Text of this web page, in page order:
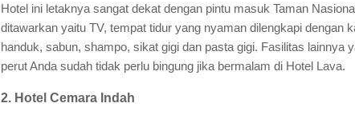
Hotel ini letaknya sangat dekat dengan pintu masuk Taman
ditawarkan yaitu TV, tempat tidur yang nyaman dilengkapi dengan
handuk, sabun, shampo, sikat gigi dan pasta gigi. Fasilitas lainnya
perut Anda sudah tidak perlu bingung jika bermalam di Hotel Lava.
2. Hotel Cemara Indah